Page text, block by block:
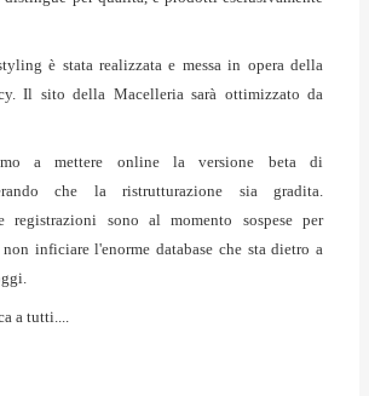
è stata realizzata e messa in opera della
Il sito della Macelleria sarà ottimizzato da
a mettere online la versione beta di
che la ristrutturazione sia gradita.
registrazioni sono al momento sospese per
inficiare l'enorme database che sta dietro a
a tutti....